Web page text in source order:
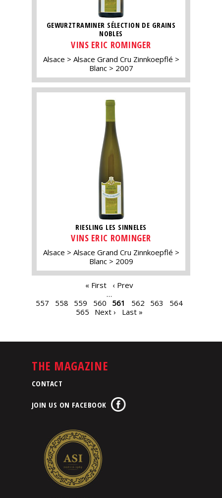
GEWURZTRAMINER SÉLECTION DE GRAINS
NOBLES
VINS ERIC ROMINGER
Alsace
Alsace Grand Cru Zinnkoepflé
Blanc
2007
RIESLING LES SINNELES
VINS ERIC ROMINGER
Alsace
Alsace Grand Cru Zinnkoepflé
Blanc
2009
« First
‹ Prev
…
557
558 559 560 561 562 563
564
565
Next › Last »
THE MAGAZINE
CONTACT
JOIN US ON FACEBOOK